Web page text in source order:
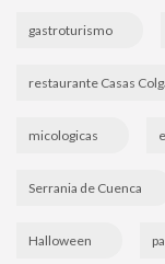
gastroturismo
restaurante Casas
micologicas
Serrania de Cuenca
Halloween